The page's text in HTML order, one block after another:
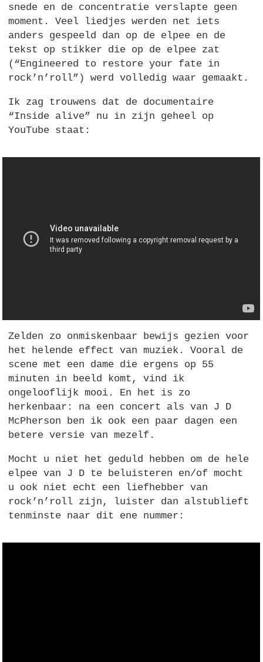
snede en de concentratie verslapte geen
moment. Veel liedjes werden net iets
anders gespeeld dan op de elpee en de
tekst op stikker die op de elpee zat
(“Engineered to restore your fate in
rock’n’roll”) werd volledig waar gemaakt.
Ik zag trouwens dat de documentaire
“Inside alive” nu in zijn geheel op
YouTube staat:
Zelden zo onmiskenbaar bewijs gezien voor
het helende effect van muziek. Vooral de
scene met een dame die ergens op 55
minuten in beeld komt, vind ik
ongelooflijk mooi. En het is zo
herkenbaar: na een concert als van J D
McPherson ben ik ook een paar dagen een
betere versie van mezelf.
Mocht u niet het geduld hebben om de hele
elpee van J D te beluisteren en/of mocht
u ook niet echt een liefhebber van
rock’n’roll zijn, luister dan alstublieft
tenminste naar dit ene nummer: